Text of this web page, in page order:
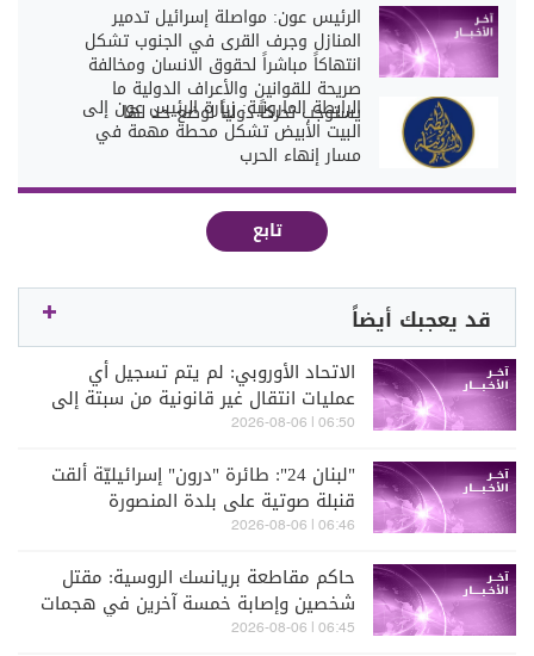
الرئيس عون: مواصلة إسرائيل تدمير
المنازل وجرف القرى في الجنوب تشكل
انتهاكاً مباشراً لحقوق الانسان ومخالفة
صريحة للقوانين والأعراف الدولية ما
يستوجب تحركاً دولياً لوضع حد لها
الرابطة المارونية: زيارة الرئيس عون إلى
البيت الأبيض تشكل محطة مهمة في
مسار إنهاء الحرب
تابع
قد يعجبك أيضاً
الاتحاد الأوروبي: لم يتم تسجيل أي
عمليات انتقال غير قانونية من سبتة إلى
البرّ الإسباني
06:50 | 2026-08-06
"لبنان 24": طائرة "درون" إسرائيليّة ألقت
قنبلة صوتية على بلدة المنصورة
06:46 | 2026-08-06
حاكم مقاطعة بريانسك الروسية: مقتل
شخصين وإصابة خمسة آخرين في هجمات
أوكرانية بطائرات مسيّرة
06:45 | 2026-08-06